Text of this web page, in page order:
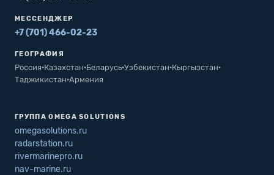
МЕССЕНДЖЕР
+7 (701) 466-02-23
ГЕОГРАФИЯ
Россия·Казахстан·Беларусь·Узбекистан·Кыргызстан·
Таджикистан·Армения
ГРУППА OMEGA SOLUTIONS
omegasolutions.ru
radarstation.ru
rivermarinepro.ru
nav-marine.ru